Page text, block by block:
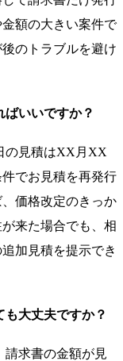
額の大きい案件で
のトラブルを避け
ばいいですか？
の見積はXX月XX
でお見積を再発行
価格改定のきっか
来た場合でも、相
加見積を提示でき
大丈夫ですか？
請求書の金額が見